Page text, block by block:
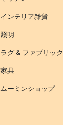
インテリア雑貨
照明
ラグ & ファブリック
家具
ムーミンショップ